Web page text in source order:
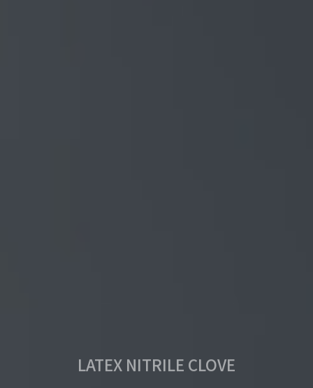
LATEX NITRILE CLOVE